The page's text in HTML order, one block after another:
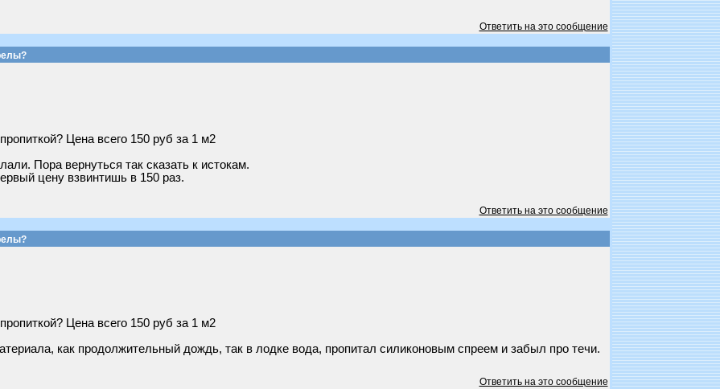
Ответить на это сообщение
Цена всего 150 руб за 1 м2
Пора вернуться так сказать к истокам.
цену взвинтишь в 150 раз.
Ответить на это сообщение
Цена всего 150 руб за 1 м2
как продолжительный дождь, так в лодке вода, пропитал силиконовым спреем и забыл про течи.
Ответить на это сообщение